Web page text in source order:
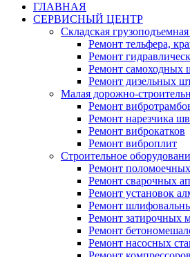
ГЛАВНАЯ
СЕРВИСНЫЙ ЦЕНТР
Складская
Ремонт тельфера,
Ремонт
Ремонт самоходных
Ремонт дизельных
Малая дорожно-
Ремонт
Ремонт нарезчика
Ремонт виброкатков
Ремонт виброплит
Строительное
Ремонт
Ремонт сварочных
Ремонт установок
Ремонт
Ремонт затирочных
Ремонт
Ремонт насосных